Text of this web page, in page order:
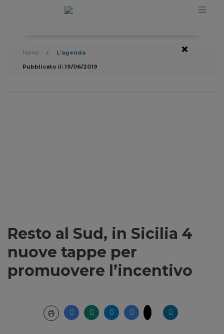
Home /
L'agenda
Pubblicato il: 19/06/2019
Resto al Sud, in Sicilia 4
nuove tappe per
promuovere l’incentivo
×